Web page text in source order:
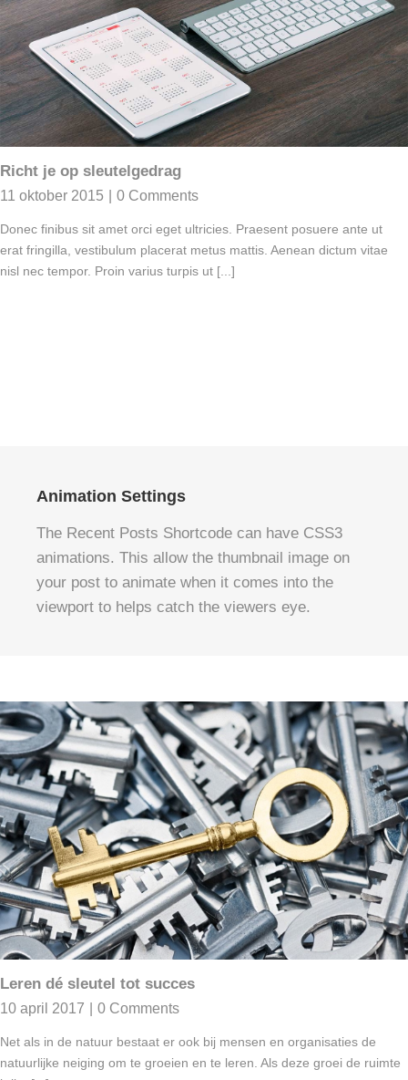
Richt je op sleutelgedrag
11 oktober 2015 0 Comments
Donec finibus sit amet orci eget ultricies. Praesent posuere ante ut
erat fringilla, vestibulum placerat metus mattis. Aenean dictum vitae
nisl nec tempor. Proin varius turpis ut [...]
Animation Settings
The Recent Posts Shortcode can have CSS3
animations. This allow the thumbnail image on
your post to animate when it comes into the
viewport to helps catch the viewers eye.
Leren dé sleutel tot succes
10 april 2017 0 Comments
Net als in de natuur bestaat er ook bij mensen en organisaties de
natuurlijke neiging om te groeien en te leren. Als deze groei de ruimte